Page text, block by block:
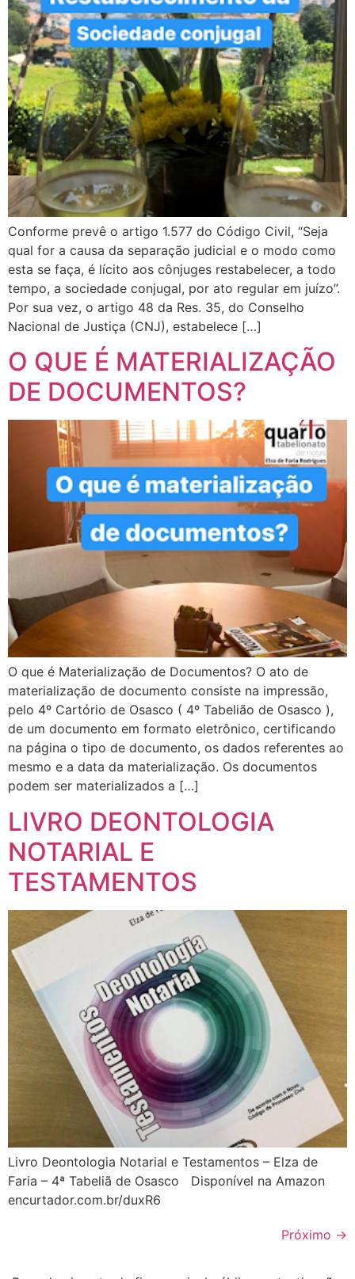
Conforme prevê o artigo 1.577 do Código Civil, “Seja
qual for a causa da separação judicial e o modo como
esta se faça, é lícito aos cônjuges restabelecer, a todo
tempo, a sociedade conjugal, por ato regular em juízo”.
Por sua vez, o artigo 48 da Res. 35, do Conselho
Nacional de Justiça (CNJ), estabelece […]
O QUE É MATERIALIZAÇÃO
DE DOCUMENTOS?
O que é Materialização de Documentos? O ato de
materialização de documento consiste na impressão,
pelo 4º Cartório de Osasco ( 4º Tabelião de Osasco ),
de um documento em formato eletrônico, certificando
na página o tipo de documento, os dados referentes ao
mesmo e a data da materialização. Os documentos
podem ser materializados a […]
LIVRO DEONTOLOGIA
NOTARIAL E
TESTAMENTOS
Livro Deontologia Notarial e Testamentos – Elza de
Faria – 4ª Tabeliã de Osasco Disponível na Amazon
encurtador.com.br/duxR6
Próximo →